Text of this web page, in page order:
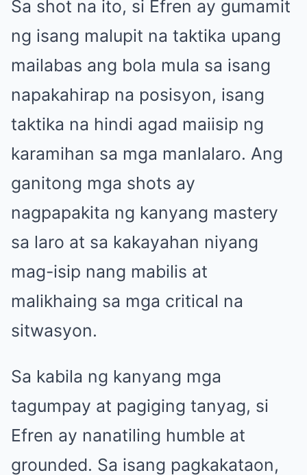
Sa shot na ito, si Efren ay gumamit
ng isang malupit na taktika upang
mailabas ang bola mula sa isang
napakahirap na posisyon, isang
taktika na hindi agad maiisip ng
karamihan sa mga manlalaro. Ang
ganitong mga shots ay
nagpapakita ng kanyang mastery
sa laro at sa kakayahan niyang
mag-isip nang mabilis at
malikhaing sa mga critical na
sitwasyon.
Sa kabila ng kanyang mga
tagumpay at pagiging tanyag, si
Efren ay nanatiling humble at
grounded. Sa isang pagkakataon,